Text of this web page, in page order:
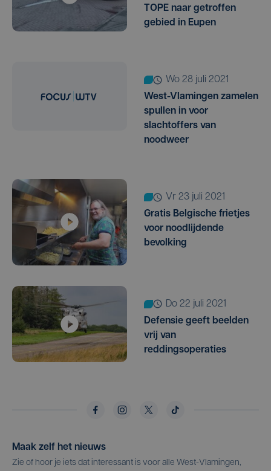
TOPE naar getroffen
gebied in Eupen
wo 28 juli 2021
West-Vlamingen zamelen
spullen in voor
slachtoffers van
noodweer
vr 23 juli 2021
Gratis Belgische frietjes
voor noodlijdende
bevolking
do 22 juli 2021
Defensie geeft beelden
vrij van
reddingsoperaties
Maak zelf het nieuws
Zie of hoor je iets dat interessant is voor alle West-Vlamingen,